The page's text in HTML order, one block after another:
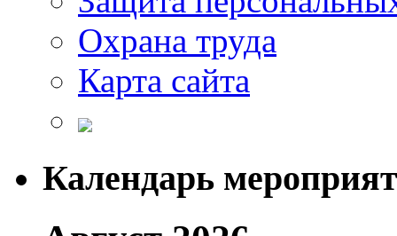
Охрана труда
Карта сайта
Календарь